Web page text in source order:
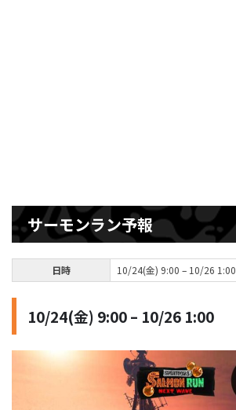
サーモンラン予報
日時 10/24(金) 9:00 – 10/26 1:00
10/24(金) 9:00 – 10/26 1:00